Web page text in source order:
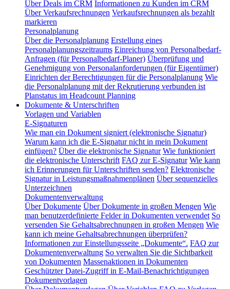
Über Deals im CRM Informationen zu Kunden im CRM
Über Verkaufsrechnungen Verkaufsrechnungen als bezahlt
markieren
Personalplanung
Über die Personalplanung Erstellung eines
Personalplanungszeitraums Einreichung von Personalbedarf-
Anfragen (für Personalbedarf-Planer) Überprüfung und
Genehmigung von Personalanforderungen (für Eigentümer)
Einrichten der Berechtigungen für die Personalplanung Wie
die Personalplanung mit der Rekrutierung verbunden ist
Planstatus im Headcount Planning
Dokumente & Unterschriften
Vorlagen und Variablen
E-Signaturen
Wie man ein Dokument signiert (elektronische Signatur)
Warum kann ich die E-Signatur nicht in mein Dokument
einfügen? Über die elektronische Signatur Wie funktioniert
die elektronische Unterschrift FAQ zur E-Signatur Wie kann
ich Erinnerungen für Unterschriften senden? Elektronische
Signatur in Leistungsmaßnahmenplänen Über sequenzielles
Unterzeichnen
Dokumentenverwaltung
Über Dokumente Über Dokumente in großen Mengen Wie
man benutzerdefinierte Felder in Dokumenten verwendet So
versenden Sie Gehaltsabrechnungen in großen Mengen Wie
kann ich meine Gehaltsabrechnungen überprüfen?
Informationen zur Einstellungsseite „Dokumente“. FAQ zur
Dokumentenverwaltung So verwalten Sie die Sichtbarkeit
von Dokumenten Massenaktionen in Dokumenten
Geschützter Datei-Zugriff in E-Mail-Benachrichtigungen
Dokumentvorlagen